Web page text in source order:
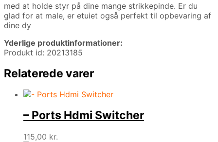
med at holde styr på dine mange strikkepinde. Er du
glad for at male, er etuiet også perfekt til opbevaring af
dine dy
Yderlige produktinformationer:
Produkt id: 20213185
Relaterede varer
– Ports Hdmi Switcher
115,00 kr.